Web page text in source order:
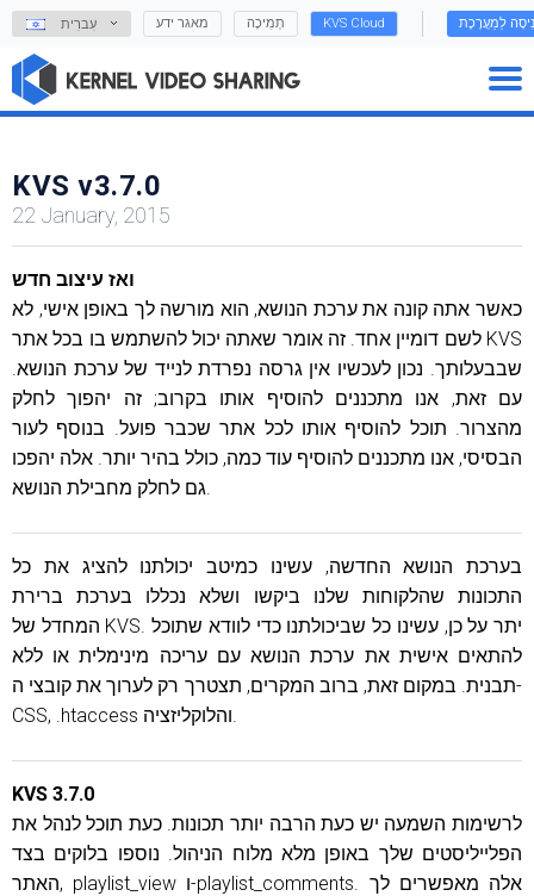
עִברִית מאגר ידע תְמִיכָה KVS Cloud לַמַעֲרֶכֶת
KVS v3.7.0
22 January, 2015
ואז עיצוב חדש
כאשר אתה קונה את ערכת הנושא, הוא מורשה לך באופן אישי, לא
לשם דומיין אחד. זה אומר שאתה יכול להשתמש בו בכל אתר KVS
שבבעלותך. נכון לעכשיו אין גרסה נפרדת לנייד של ערכת הנושא.
עם זאת, אנו מתכננים להוסיף אותו בקרוב; זה יהפוך לחלק
מהצרור. תוכל להוסיף אותו לכל אתר שכבר פועל. בנוסף לעור
הבסיסי, אנו מתכננים להוסיף עוד כמה, כולל בהיר יותר. אלה יהפכו
גם לחלק מחבילת הנושא.
בערכת הנושא החדשה, עשינו כמיטב יכולתנו להציג את כל
התכונות שהלקוחות שלנו ביקשו ושלא נכללו בערכת ברירת
המחדל של KVS. יתר על כן, עשינו כל שביכולתנו כדי לוודא שתוכל
להתאים אישית את ערכת הנושא עם עריכה מינימלית או ללא
תבנית. במקום זאת, ברוב המקרים, תצטרך רק לערוך את קובצי ה-
CSS, .htaccess והלוקליזציה.
KVS 3.7.0
לרשימות השמעה יש כעת הרבה יותר תכונות. כעת תוכל לנהל את
הפלייליסטים שלך באופן מלא מלוח הניהול. נוספו בלוקים בצד
האתר, playlist_view ו-playlist_comments. אלה מאפשרים לך